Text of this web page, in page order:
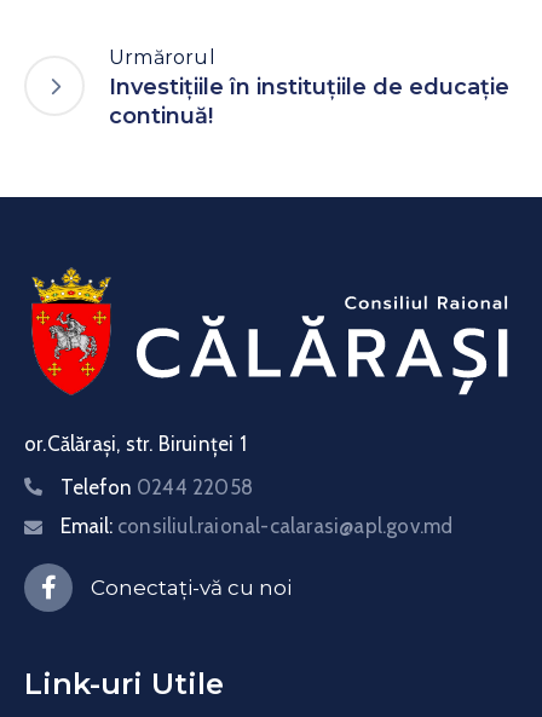
Urmărorul
Investițiile în instituțiile de educație
continuă!
or.Călărași, str. Biruinței 1
Telefon 0244 22058
Email: consiliul.raional-calarasi@apl.gov.md
Conectați-vă cu noi
Link-uri Utile